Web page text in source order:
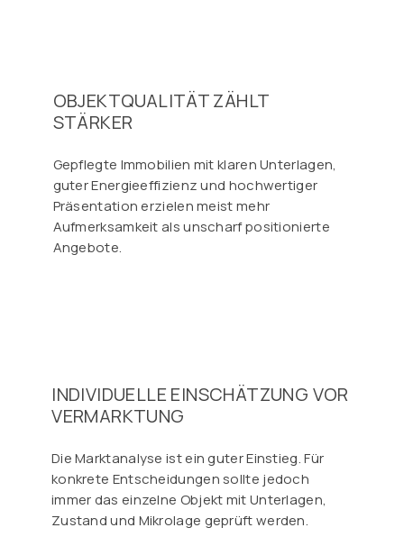
OBJEKTQUALITÄT ZÄHLT
STÄRKER
Gepflegte Immobilien mit klaren Unterlagen,
guter Energieeffizienz und hochwertiger
Präsentation erzielen meist mehr
Aufmerksamkeit als unscharf positionierte
Angebote.
INDIVIDUELLE EINSCHÄTZUNG VOR
VERMARKTUNG
Die Marktanalyse ist ein guter Einstieg. Für
konkrete Entscheidungen sollte jedoch
immer das einzelne Objekt mit Unterlagen,
Zustand und Mikrolage geprüft werden.